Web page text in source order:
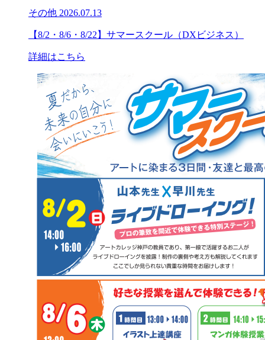
その他 2026.07.13
【8/2・8/6・8/22】サマースクール（DXビジネス）
詳細はこちら